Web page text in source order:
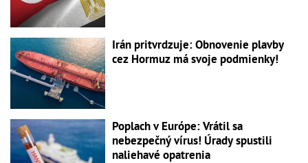
Irán pritvrdzuje: Obnovenie plavby
cez Hormuz má svoje podmienky!
Poplach v Európe: Vrátil sa
nebezpečný vírus! Úrady spustili
naliehavé opatrenia